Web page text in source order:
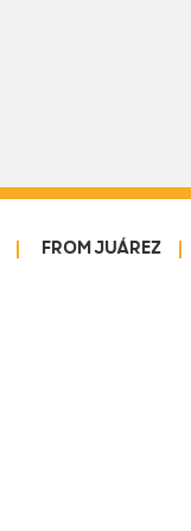
FROM JUÁREZ